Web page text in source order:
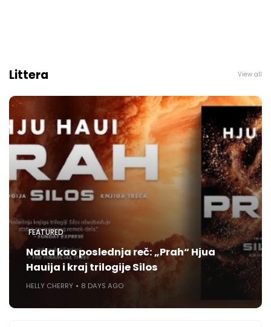
Littera View all
FEATURED
Nada kao poslednja reč: „Prah“ Hjua
Hauija i kraj trilogije Silos
HELLY CHERRY 8 DAYS AGO